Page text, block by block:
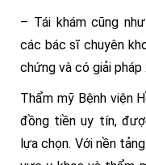
– Tái khám cũng
các bác sĩ chuyên
chứng và có giải pháp
Thẩm mỹ Bệnh viện
đồng tiền uy tín,
lựa chọn. Với nền